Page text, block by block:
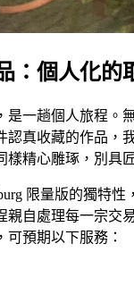
：個人化的
是一趟個人旅程。
認真收藏的作品，
樣精心雕琢，別具
限量版的獨特性
親自處理每一宗交
可預期以下服務：